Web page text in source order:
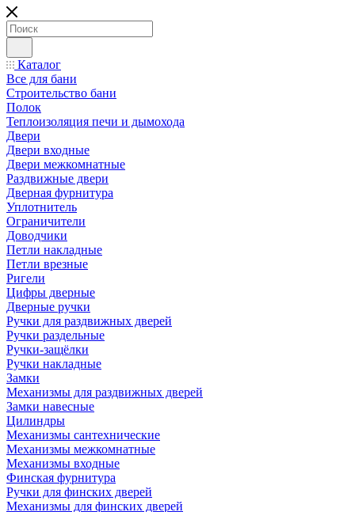
Каталог
Все для бани
Строительство бани
Полок
Теплоизоляция печи и дымохода
Двери
Двери входные
Двери межкомнатные
Раздвижные двери
Дверная фурнитура
Уплотнитель
Ограничители
Доводчики
Петли накладные
Петли врезные
Ригели
Цифры дверные
Дверные ручки
Ручки для раздвижных дверей
Ручки раздельные
Ручки-защёлки
Ручки накладные
Замки
Механизмы для раздвижных дверей
Замки навесные
Цилиндры
Механизмы сантехнические
Механизмы межкомнатные
Механизмы входные
Финская фурнитура
Ручки для финских дверей
Механизмы для финских дверей